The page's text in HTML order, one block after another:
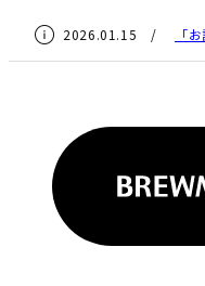
2026.01.15 / 「